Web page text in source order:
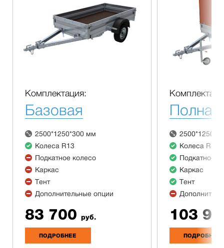
Комплектация:
Базовая
2500*1250*300 мм
Колеса R13
Подкатное колесо
Каркас
Тент
Дополнительные опции
83 700 руб.
ПОДРОБНЕЕ
Полная
Колеса R13
Подкатное
Каркас
Тент
103
ПОДРОБНЕЕ